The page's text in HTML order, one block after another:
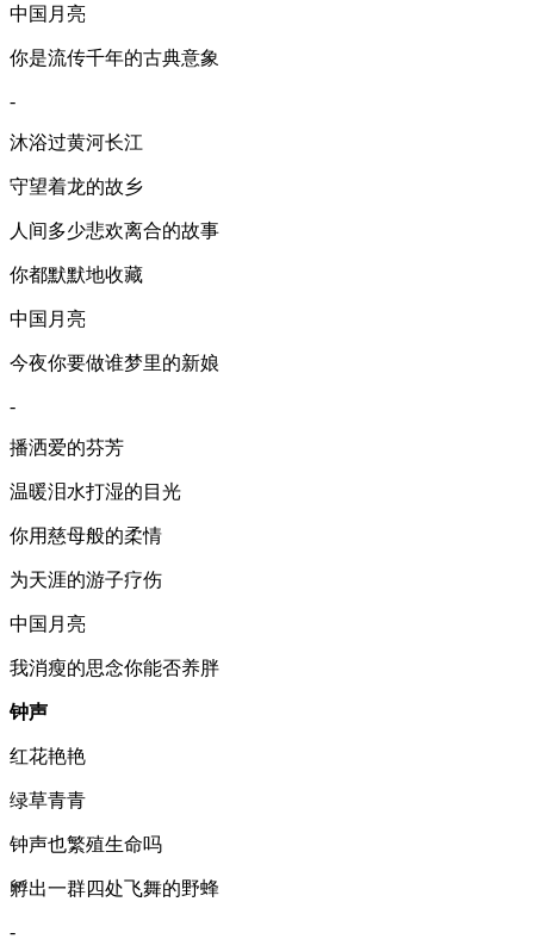
中国月亮
你是流传千年的古典意象
-
沐浴过黄河长江
守望着龙的故乡
人间多少悲欢离合的故事
你都默默地收藏
中国月亮
今夜你要做谁梦里的新娘
-
播洒爱的芬芳
温暖泪水打湿的目光
你用慈母般的柔情
为天涯的游子疗伤
中国月亮
我消瘦的思念你能否养胖
钟声
红花艳艳
绿草青青
钟声也繁殖生命吗
孵出一群四处飞舞的野蜂
-